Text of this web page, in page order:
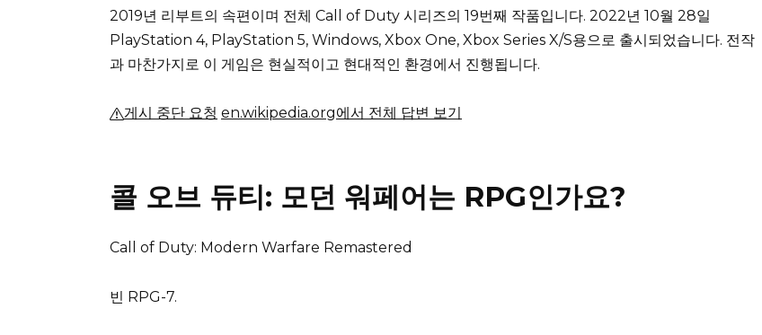
2019년 리부트의 속편이며 전체 Call of Duty 시리즈의 19번째 작품입니다. 2022년 10월 28일
PlayStation 4, PlayStation 5, Windows, Xbox One, Xbox Series X/S용으로 출시되었습니다. 전작
과 마찬가지로 이 게임은 현실적이고 현대적인 환경에서 진행됩니다.
게시 중단 요청 en.wikipedia.org에서 전체 답변 보기
콜 오브 듀티: 모던 워페어는 RPG인가요?
Call of Duty: Modern Warfare Remastered
빈 RPG-7.